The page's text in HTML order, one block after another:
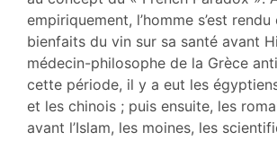
empiriquement, l’homme s’est
bienfaits du vin sur sa santé avant
médecin-philosophe de la Grèce
cette période, il y a eut les
et les chinois ; puis ensuite, les
avant l’Islam, les moines, les